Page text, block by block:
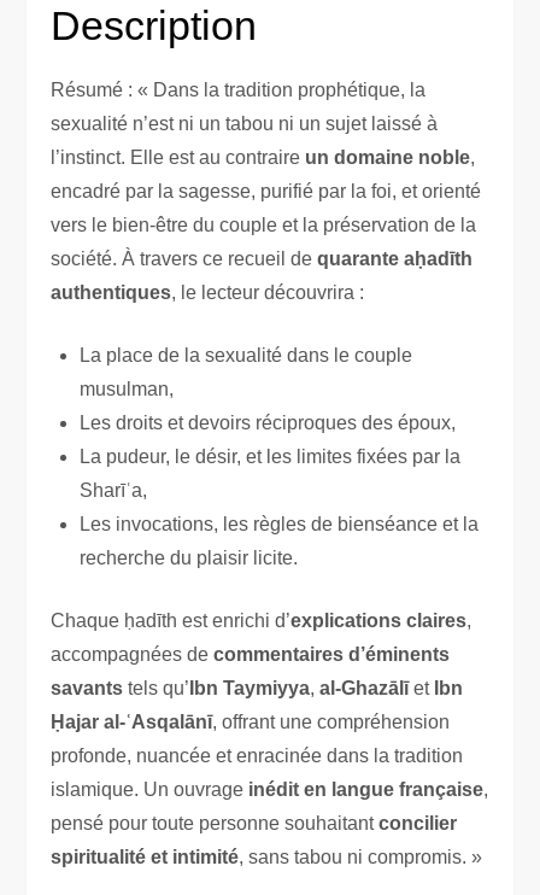
Description
Résumé : « Dans la tradition prophétique, la
sexualité n’est ni un tabou ni un sujet laissé à
l’instinct. Elle est au contraire un domaine noble,
encadré par la sagesse, purifié par la foi, et orienté
vers le bien-être du couple et la préservation de la
société. À travers ce recueil dequarante aḥadīth
authentiques, le lecteur découvrira :
La place de la sexualité dans le couple
musulman,
Les droits et devoirs réciproques des époux,
La pudeur, le désir, et les limites fixées par la
Sharīʿa,
Les invocations, les règles de bienséance et la
recherche du plaisir licite.
Chaque ḥadīth est enrichi d’explications claires,
accompagnées decommentaires d’éminents
savants tels qu’ Ibn Taymiyya,al-Ghazālīet Ibn
Ḥajar al-ʿAsqalānī, offrant une compréhension
profonde, nuancée et enracinée dans la tradition
islamique. Un ouvrage inédit en langue française,
pensé pour toute personne souhaitantconcilier
spiritualité et intimité, sans tabou ni compromis. »